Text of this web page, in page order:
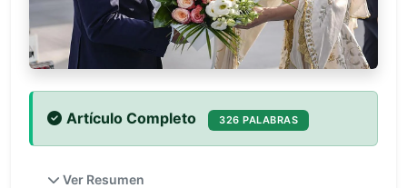
Artículo Completo 326 PALABRAS
Ver Resumen